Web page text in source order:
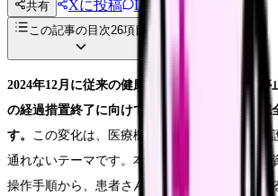
共有 Xに投稿 LINE
この記事の目次26項目
2024年12月に従来の健康保険証の新規発行が停
の経過措置終了に向けて、マイナ保険証への完
す。
この変化は、医療機関の受付業務を担う看
通れないテーマです。本記事では、オンライン
操作手順から、患者さんへの説明方法、よくあ